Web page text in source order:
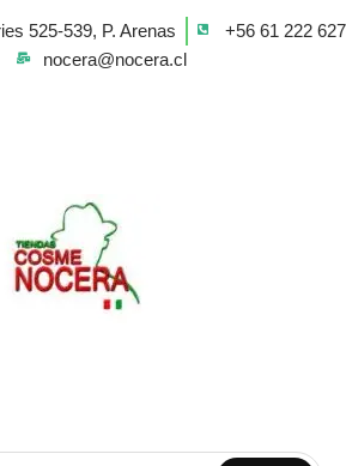
525-539, P. Arenas
+56 61 222
nocera@nocera.cl